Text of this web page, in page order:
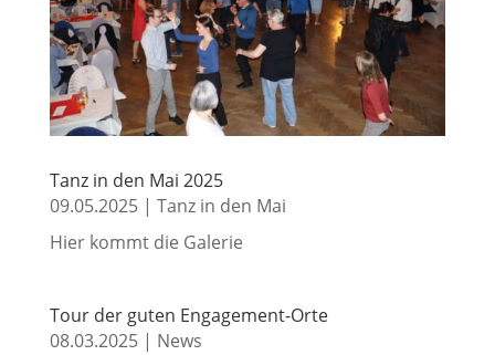
Tanz in den Mai 2025
09.05.2025| Tanz in den Mai
Hier kommt die Galerie
Tour der guten Engagement-Orte
08.03.2025| News